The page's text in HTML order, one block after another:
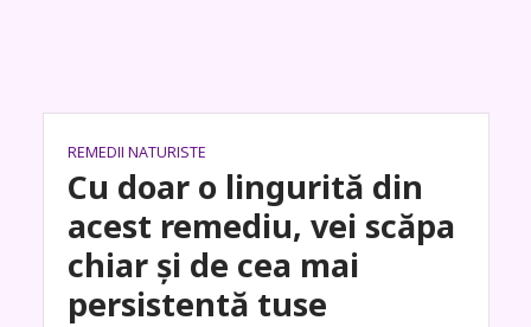
REMEDII NATURISTE
Cu doar o lingurită din
acest remediu, vei scăpa
chiar și de cea mai
persistentă tuse